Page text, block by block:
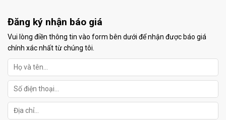
Đăng ký nhận báo giá
Vui lòng điền thông tin vào form bên dưới để nhận được báo giá
chính xác nhất từ chúng tôi.